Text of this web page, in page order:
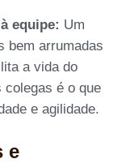
equipe: Um
bem arrumadas
a vida do
colegas é o que
e agilidade.
e